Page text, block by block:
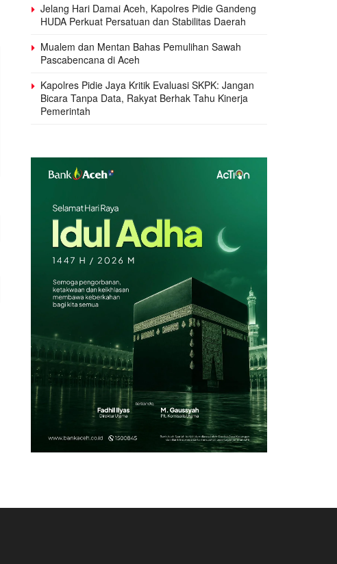
Jelang Hari Damai Aceh, Kapolres Pidie Gandeng
HUDA Perkuat Persatuan dan Stabilitas Daerah
Mualem dan Mentan Bahas Pemulihan Sawah
Pascabencana di Aceh
Kapolres Pidie Jaya Kritik Evaluasi SKPK: Jangan
Bicara Tanpa Data, Rakyat Berhak Tahu Kinerja
Pemerintah